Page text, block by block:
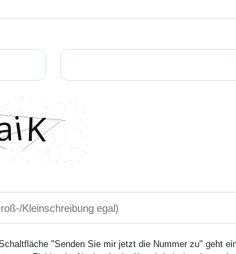
"Senden Sie mir jetzt die Nummer zu" geht